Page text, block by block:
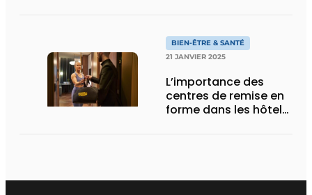
BIEN-ÊTRE & SANTÉ
21 JANVIER 2025
L’importance des
centres de remise en
forme dans les hôtels